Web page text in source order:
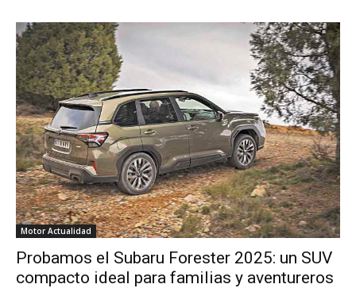
Motor Actualidad
Probamos el Subaru Forester 2025: un SUV
compacto ideal para familias y aventureros